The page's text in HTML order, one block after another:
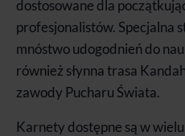
dostosowane dla
profesjonalistów. Specjalna
mnóstwo udogodnień do
również słynna trasa
zawody Pucharu Świata.
Karnety dostępne są w